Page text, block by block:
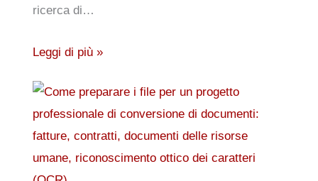
ricerca di…
Leggi di più »